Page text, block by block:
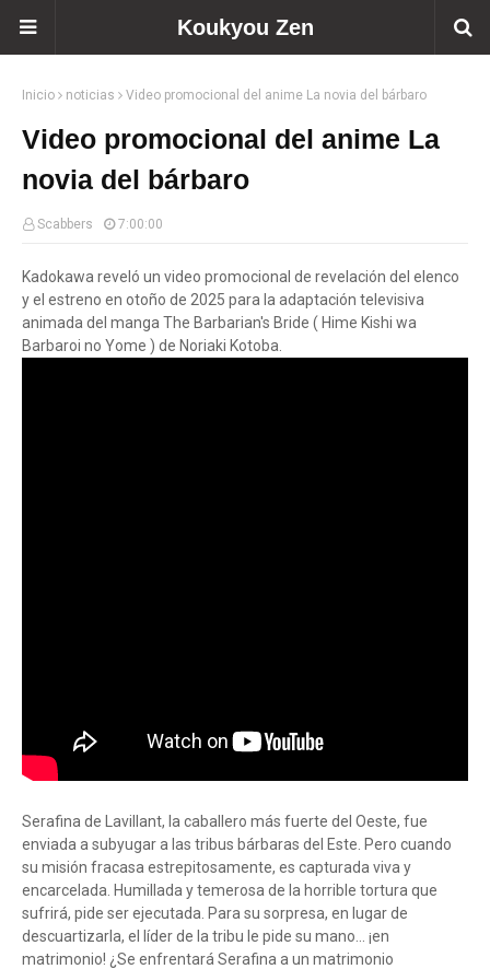
Koukyou Zen
Inicio noticias Video promocional del anime La novia del bárbaro
Video promocional del anime La
novia del bárbaro
Scabbers 7:00:00
Kadokawa reveló un video promocional de revelación del elenco
y el estreno en otoño de 2025 para la adaptación televisiva
animada del manga The Barbarian's Bride ( Hime Kishi wa
Barbaroi no Yome ) de Noriaki Kotoba.
Serafina de Lavillant, la caballero más fuerte del Oeste, fue
enviada a subyugar a las tribus bárbaras del Este. Pero cuando
su misión fracasa estrepitosamente, es capturada viva y
encarcelada. Humillada y temerosa de la horrible tortura que
sufrirá, pide ser ejecutada. Para su sorpresa, en lugar de
descuartizarla, el líder de la tribu le pide su mano... ¡en
matrimonio! ¿Se enfrentará Serafina a un matrimonio